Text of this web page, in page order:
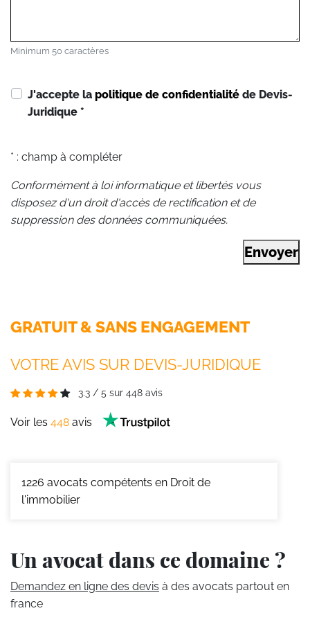
Minimum 50 caractères
J'accepte la politique de confidentialité de Devis-
Juridique *
* : champ à compléter
Conformément à loi informatique et libertés vous
disposez d'un droit d'accès de rectification et de
suppression des données communiquées.
Envoyer
GRATUIT & SANS ENGAGEMENT
VOTRE AVIS SUR DEVIS-JURIDIQUE
3.3 / 5 sur 448 avis
Voir les 448 avis
1226 avocats compétents en Droit de
l'immobilier
Un avocat dans ce domaine ?
Demandez en ligne des devis à des avocats partout en
france